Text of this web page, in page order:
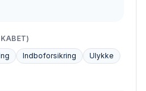
Indboforsikring
Ulykke